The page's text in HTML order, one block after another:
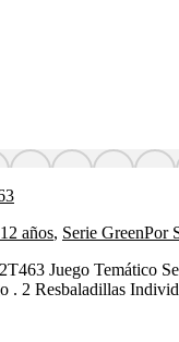
años, Serie GreenPor
Juego Temático
. 2 Resbaladillas